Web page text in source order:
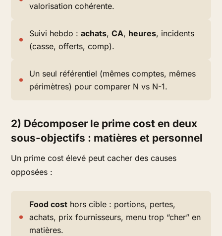
valorisation cohérente.
Suivi hebdo :achats,CA, heures, incidents
(casse, offerts, comp).
Un seul référentiel (mêmes comptes, mêmes
périmètres) pour comparer N vs N-1.
2) Décomposer le prime cost en deux
sous-objectifs : matières et personnel
Un prime cost élevé peut cacher des causes
opposées :
Food cost hors cible : portions, pertes,
achats, prix fournisseurs, menu trop “cher” en
matières.